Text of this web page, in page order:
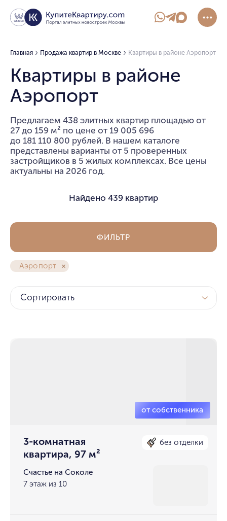
Главная Продажа квартир в Москве Квартиры в районе Аэропорт
Квартиры в районе
Аэропорт
Предлагаем 438 элитных квартир площадью от
27 до 159 м² по цене от 19 005 696
до 181 110 800 рублей. В нашем каталоге
представлены варианты от 5 проверенных
застройщиков в 5 жилых комплексах. Все цены
актуальны на 2026 год.
Найдено 439 квартир
Аэропорт
ФИЛЬТР
Сортировать
3-комнатная
квартира, 97 м²
без отделки
Счастье на Соколе
7 этаж из 10